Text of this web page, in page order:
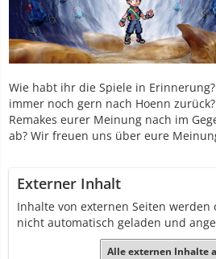
Wie habt ihr die Spiele in
immer noch gern nach Hoenn
Remakes eurer Meinung nach im
ab? Wir freuen uns über eure
Externer Inhalt
Inhalte von externen Seiten
nicht automatisch geladen und
Alle externen Inhalte